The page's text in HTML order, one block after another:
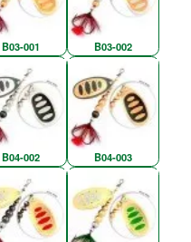
B03-001 B03-002
B04-002 B04-003